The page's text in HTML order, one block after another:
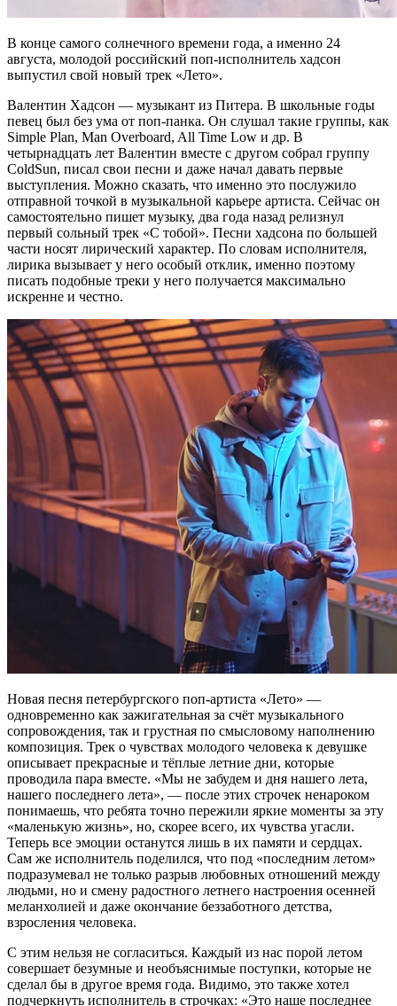
В конце самого солнечного времени года, а именно 24
августа, молодой российский поп-исполнитель хадсон
выпустил свой новый трек «Лето».
Валентин Хадсон — музыкант из Питера. В школьные годы
певец был без ума от поп-панка. Он слушал такие группы, как
Simple Plan, Man Overboard, All Time Low и др. В
четырнадцать лет Валентин вместе с другом собрал группу
ColdSun, писал свои песни и даже начал давать первые
выступления. Можно сказать, что именно это послужило
отправной точкой в музыкальной карьере артиста. Сейчас он
самостоятельно пишет музыку, два года назад релизнул
первый сольный трек «С тобой». Песни хадсона по большей
части носят лирический характер. По словам исполнителя,
лирика вызывает у него особый отклик, именно поэтому
писать подобные треки у него получается максимально
искренне и честно.
Новая песня петербургского поп-артиста «Лето» —
одновременно как зажигательная за счёт музыкального
сопровождения, так и грустная по смысловому наполнению
композиция. Трек о чувствах молодого человека к девушке
описывает прекрасные и тёплые летние дни, которые
проводила пара вместе. «Мы не забудем и дня нашего лета,
нашего последнего лета», — после этих строчек ненароком
понимаешь, что ребята точно пережили яркие моменты за эту
«маленькую жизнь», но, скорее всего, их чувства угасли.
Теперь все эмоции останутся лишь в их памяти и сердцах.
Сам же исполнитель поделился, что под «последним летом»
подразумевал не только разрыв любовных отношений между
людьми, но и смену радостного летнего настроения осенней
меланхолией и даже окончание беззаботного детства,
взросления человека.
С этим нельзя не согласиться. Каждый из нас порой летом
совершает безумные и необъяснимые поступки, которые не
сделал бы в другое время года. Видимо, это также хотел
подчеркнуть исполнитель в строчках: «Это наше последнее